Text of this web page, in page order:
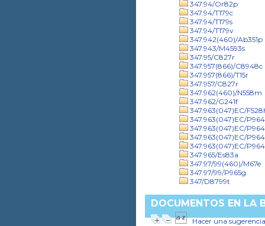
347.94/Or82p
347.94/T179c
347.94/T179s
347.94/T179v
347.942(460)/Ab351p
347.943/M4593s
347.95/C827r
347.957(866)/C8948c
347.957(866)/T15r
347.957/C827r
347.962(460)/N558m
347.962/G241f
347.963(047)EC/
347.963(047)EC/
347.963(047)EC/
347.963(047)EC/
347.963(047)EC/
347.965/Es83a
347.97/99(460)/M67e
347.97/99/P965g
347/D8799t
DOCUMENTOS EN LA
Hacer una sugerencia